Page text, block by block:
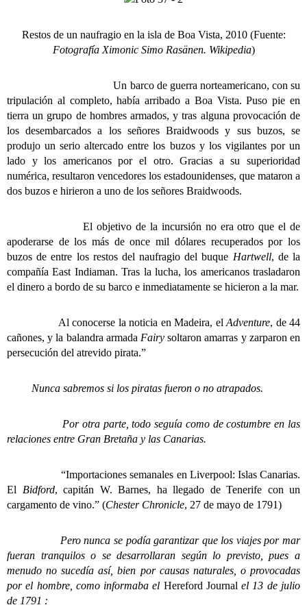
Restos de un naufragio en la isla de Boa Vista, 2010 (Fuente:
Fotografía Ximonic Simo Rasänen. Wikipedia)
Un barco de guerra norteamericano, con su
tripulación al completo, había arribado a Boa Vista. Puso pie en
tierra un grupo de hombres armados, y tras alguna provocación de
los desembarcados a los señores Braidwoods y sus buzos, se
produjo un serio altercado entre los buzos y los vigilantes por un
lado y los americanos por el otro. Gracias a su superioridad
numérica, resultaron vencedores los estadounidenses, que mataron a
dos buzos e hirieron a uno de los señores Braidwoods.
El objetivo de la incursión no era otro que el de
apoderarse de los más de once mil dólares recuperados por los
buzos de entre los restos del naufragio del buque Hartwell, de la
compañía East Indiaman. Tras la lucha, los americanos trasladaron
el dinero a bordo de su barco e inmediatamente se hicieron a la mar.
Al conocerse lanoticia en Madeira, elAdventure, de 44
cañones, y la balandra armada Fairy soltaron amarras y zarparon en
persecución del atrevido pirata.”
Nunca sabremos si los piratas fueron o no atrapados.
Por otra parte, todo seguía como de costumbre en las
relaciones entre Gran Bretaña y las Canarias.
“Importaciones semanales en Liverpool: Islas Canarias.
El Bidford, capitán W. Barnes, ha llegado de Tenerife con un
cargamento de vino.” (Chester Chronicle, 27 de mayo de 1791)
Pero nunca se podía garantizar que los viajes por mar
fueran tranquilos o se desarrollaran según lo previsto, pues a
menudo no sucedía así, bien por causas naturales, o provocadas
por el hombre, como informaba el Hereford Journal el 13 de julio
de 1791 :